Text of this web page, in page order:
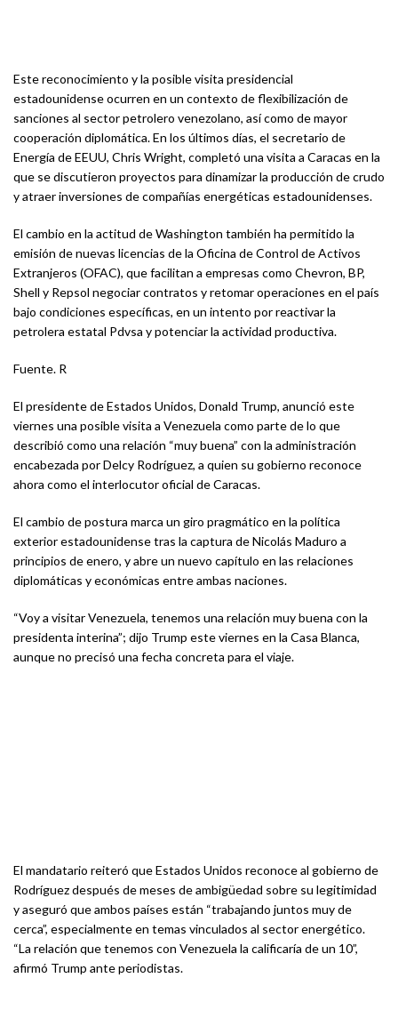
Este reconocimiento y la posible visita presidencial
estadounidense ocurren en un contexto de flexibilización de
sanciones al sector petrolero venezolano, así como de mayor
cooperación diplomática. En los últimos días, el secretario de
Energía de EEUU, Chris Wright, completó una visita a Caracas en la
que se discutieron proyectos para dinamizar la producción de crudo
y atraer inversiones de compañías energéticas estadounidenses.
El cambio en la actitud de Washington también ha permitido la
emisión de nuevas licencias de la Oficina de Control de Activos
Extranjeros (OFAC), que facilitan a empresas como Chevron, BP,
Shell y Repsol negociar contratos y retomar operaciones en el país
bajo condiciones específicas, en un intento por reactivar la
petrolera estatal Pdvsa y potenciar la actividad productiva.
Fuente. R
El presidente de Estados Unidos, Donald Trump, anunció este
viernes una posible visita a Venezuela como parte de lo que
describió como una relación “muy buena” con la administración
encabezada por Delcy Rodríguez, a quien su gobierno reconoce
ahora como el interlocutor oficial de Caracas.
El cambio de postura marca un giro pragmático en la política
exterior estadounidense tras la captura de Nicolás Maduro a
principios de enero, y abre un nuevo capítulo en las relaciones
diplomáticas y económicas entre ambas naciones.
“Voy a visitar Venezuela, tenemos una relación muy buena con la
presidenta interina”; dijo Trump este viernes en la Casa Blanca,
aunque no precisó una fecha concreta para el viaje.
El mandatario reiteró que Estados Unidos reconoce al gobierno de
Rodríguez después de meses de ambigüedad sobre su legitimidad
y aseguró que ambos países están “trabajando juntos muy de
cerca”, especialmente en temas vinculados al sector energético.
“La relación que tenemos con Venezuela la calificaría de un 10”,
afirmó Trump ante periodistas.